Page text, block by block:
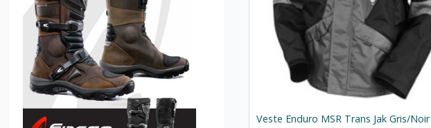
Veste Enduro MSR Trans Jak Gris/Noir